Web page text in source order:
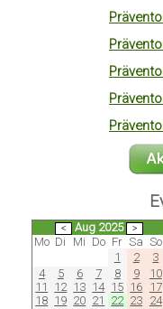
Aug 2025
Mo Di Mi Do Fr Sa So
1
2
3
4
5 6 7 8 9
10
11
12 13 14 15 16 17
18 19 20 21 22 23 24